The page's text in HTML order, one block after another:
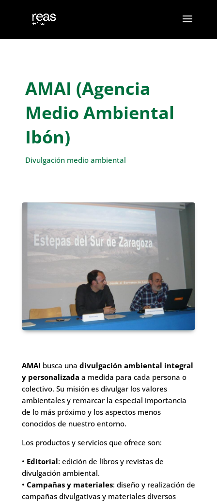
AMAI (Agencia
Medio Ambiental
Ibón)
Divulgación medio ambiental
AMAI busca una divulgación ambiental integral
y personalizada a medida para cada persona o
colectivo. Su misión es divulgar los valores
ambientales y remarcar la especial importancia
de lo más próximo y los aspectos menos
conocidos de nuestro entorno.
Los productos y servicios que ofrece son:
• Editorial: edición de libros y revistas de
divulgación ambiental.
• Campañas y materiales: diseño y realización de
campañas divulgativas y materiales diversos